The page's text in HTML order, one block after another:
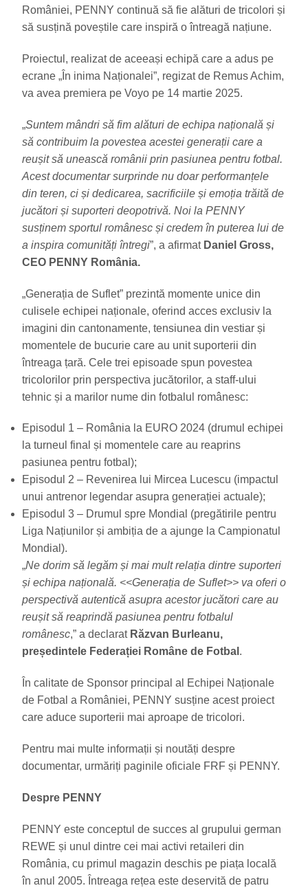
României, PENNY continuă să fie alături de tricolori și
să susțină poveștile care inspiră o întreagă națiune.
Proiectul, realizat de aceeași echipă care a adus pe
ecrane „În inima Naționalei”, regizat de Remus Achim,
va avea premiera pe Voyo pe 14 martie 2025.
„Suntem mândri să fim alături de echipa națională și
să contribuim la povestea acestei generații care a
reușit să unească românii prin pasiunea pentru fotbal.
Acest documentar surprinde nu doar performanțele
din teren, ci și dedicarea, sacrificiile și emoția trăită de
jucători și suporteri deopotrivă. Noi la PENNY
susținem sportul românesc și credem în puterea lui de
a inspira comunități întregi”, a afirmatDaniel Gross,
CEO PENNY România.
„Generația de Suflet” prezintă momente unice din
culisele echipei naționale, oferind acces exclusiv la
imagini din cantonamente, tensiunea din vestiar și
momentele de bucurie care au unit suporterii din
întreaga țară. Cele trei episoade spun povestea
tricolorilor prin perspectiva jucătorilor, a staff-ului
tehnic și a marilor nume din fotbalul românesc:
Episodul 1 – România la EURO 2024 (drumul echipei
la turneul final și momentele care au reaprins
pasiunea pentru fotbal);
Episodul 2 – Revenirea lui Mircea Lucescu (impactul
unui antrenor legendar asupra generației actuale);
Episodul 3 – Drumul spre Mondial (pregătirile pentru
Liga Națiunilor și ambiția de a ajunge la Campionatul
Mondial).
„Ne dorim să legăm și mai mult relația dintre suporteri
și echipa națională. <<Generația de Suflet>> va oferi o
perspectivă autentică asupra acestor jucători care au
reușit să reaprindă pasiunea pentru fotbalul
românesc,” a declarat Răzvan Burleanu,
președintele Federației Române de Fotbal .
În calitate de Sponsor principal al Echipei Naționale
de Fotbal a României, PENNY susține acest proiect
care aduce suporterii mai aproape de tricolori.
Pentru mai multe informații și noutăți despre
documentar, urmăriți paginile oficiale FRF și PENNY.
Despre PENNY
PENNY este conceptul de succes al grupului german
REWE și unul dintre cei mai activi retaileri din
România, cu primul magazin deschis pe piața locală
în anul 2005. Întreaga rețea este deservită de patru